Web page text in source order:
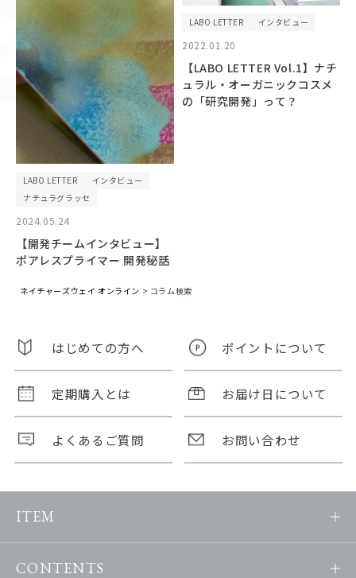
ネイチャーズウェイ オンライン > コラム検索
LABO LETTER
インタビュー
ナチュラグラッセ
2024.05.24
【開発チームインタビュー】
ポアレスプライマー 開発秘話
LABO LETTER インタビュー
2022.01.20
【LABO LETTER Vol.1】ナチ
ュラル・オーガニックコスメ
の「研究開発」って？
はじめての方へ ポイントについて
定期購入とは お届け日について
よくあるご質問 お問い合わせ
ITEM
CONTENTS